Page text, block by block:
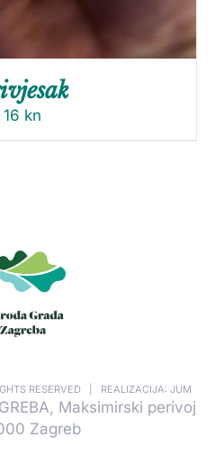
16 kn
RESERVED | REALIZACIJA: JUM
Maksimirski perivoj
Zagreb